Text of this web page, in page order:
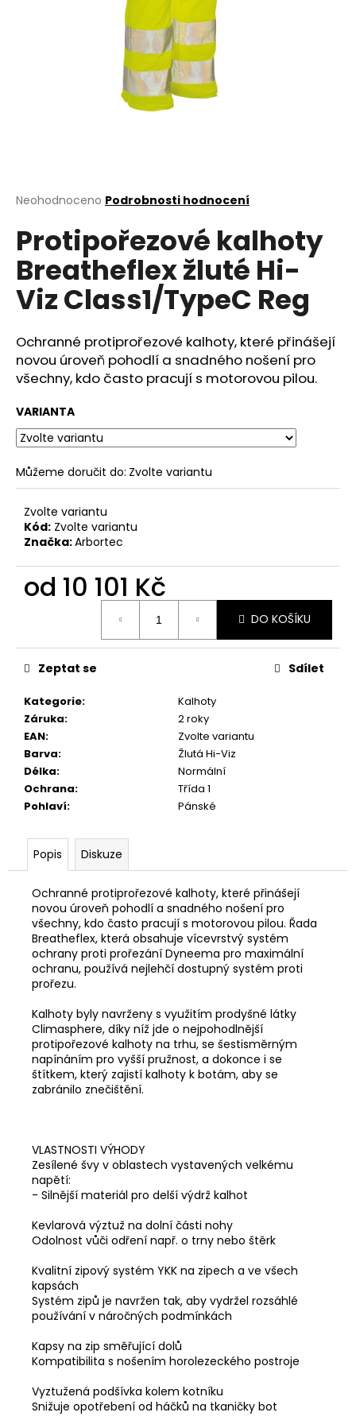
Průměrné
produktu
je
0,0
5
hvězdiček.
Neohodnoceno Podrobnosti hodnocení
Protipořezové kalhoty
Breatheflex žluté Hi-
Viz Class1/TypeC Reg
Ochranné protiprořezové kalhoty, které přinášejí
novou úroveň pohodlí a snadného nošení pro
všechny, kdo často pracují s motorovou pilou.
VARIANTA
Můžeme doručit do: Zvolte variantu
Zvolte variantu
Kód: Zvolte variantu
Značka:Arbortec
od 10 101 Kč
DO KOŠÍKU
Kategorie:
Kalhoty
Záruka:
2 roky
EAN:
Zvolte variantu
Barva:
Žlutá Hi-Viz
Délka:
Normální
Ochrana:
Třída 1
Pohlaví: Pánské
Zeptat se Sdílet
Popis Diskuze
Ochranné protiprořezové kalhoty, které přinášejí
novou úroveň pohodlí a snadného nošení pro
všechny, kdo často pracují s motorovou pilou. Řada
Breatheflex, která obsahuje vícevrstvý systém
ochrany proti prořezání Dyneema pro maximální
ochranu, používá nejlehčí dostupný systém proti
prořezu.
Kalhoty byly navrženy s využitím prodyšné látky
Climasphere, díky níž jde o nejpohodlnější
protipořezové kalhoty na trhu, se šestisměrným
napínáním pro vyšší pružnost, a dokonce i se
štítkem, který zajistí kalhoty k botám, aby se
zabránilo znečištění.
VLASTNOSTI VÝHODY
Zesílené švy v oblastech vystavených velkému
napětí:
- Silnější materiál pro delší výdrž kalhot
Kevlarová výztuž na dolní části nohy
Odolnost vůči odření např. o trny nebo štěrk
Kvalitní zipový systém YKK na zipech a ve všech
kapsách
Systém zipů je navržen tak, aby vydržel rozsáhlé
používání v náročných podmínkách
Kapsy na zip směřující dolů
Kompatibilita s nošením horolezeckého postroje
Vyztužená podšívka kolem kotníku
Snižuje opotřebení od háčků na tkaničky bot
D
o
p
o
u
č
u
e
m
e